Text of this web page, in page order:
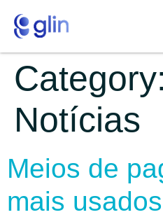
Category:
Notícias
Meios de
mais